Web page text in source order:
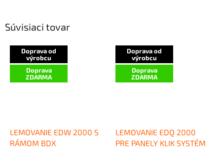
Súvisiaci tovar
Doprava od
výrobcu
Doprava
ZDARMA
LEMOVANIE EDW 2000 S
RÁMOM BDX
Doprava od
výrobcu
Doprava
ZDARMA
LEMOVANIE EDQ 2000
PRE PANELY KLIK SYSTÉM